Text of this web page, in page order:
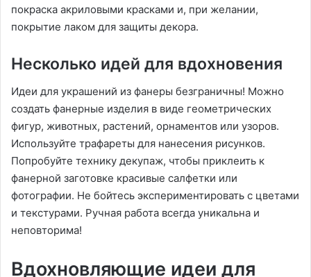
покраска акриловыми красками и, при желании,
покрытие лаком для защиты декора.
Несколько идей для вдохновения
Идеи для украшений из фанеры безграничны! Можно
создать фанерные изделия в виде геометрических
фигур, животных, растений, орнаментов или узоров.
Используйте трафареты для нанесения рисунков.
Попробуйте технику декупаж, чтобы приклеить к
фанерной заготовке красивые салфетки или
фотографии. Не бойтесь экспериментировать с цветами
и текстурами. Ручная работа всегда уникальна и
неповторима!
Вдохновляющие идеи для